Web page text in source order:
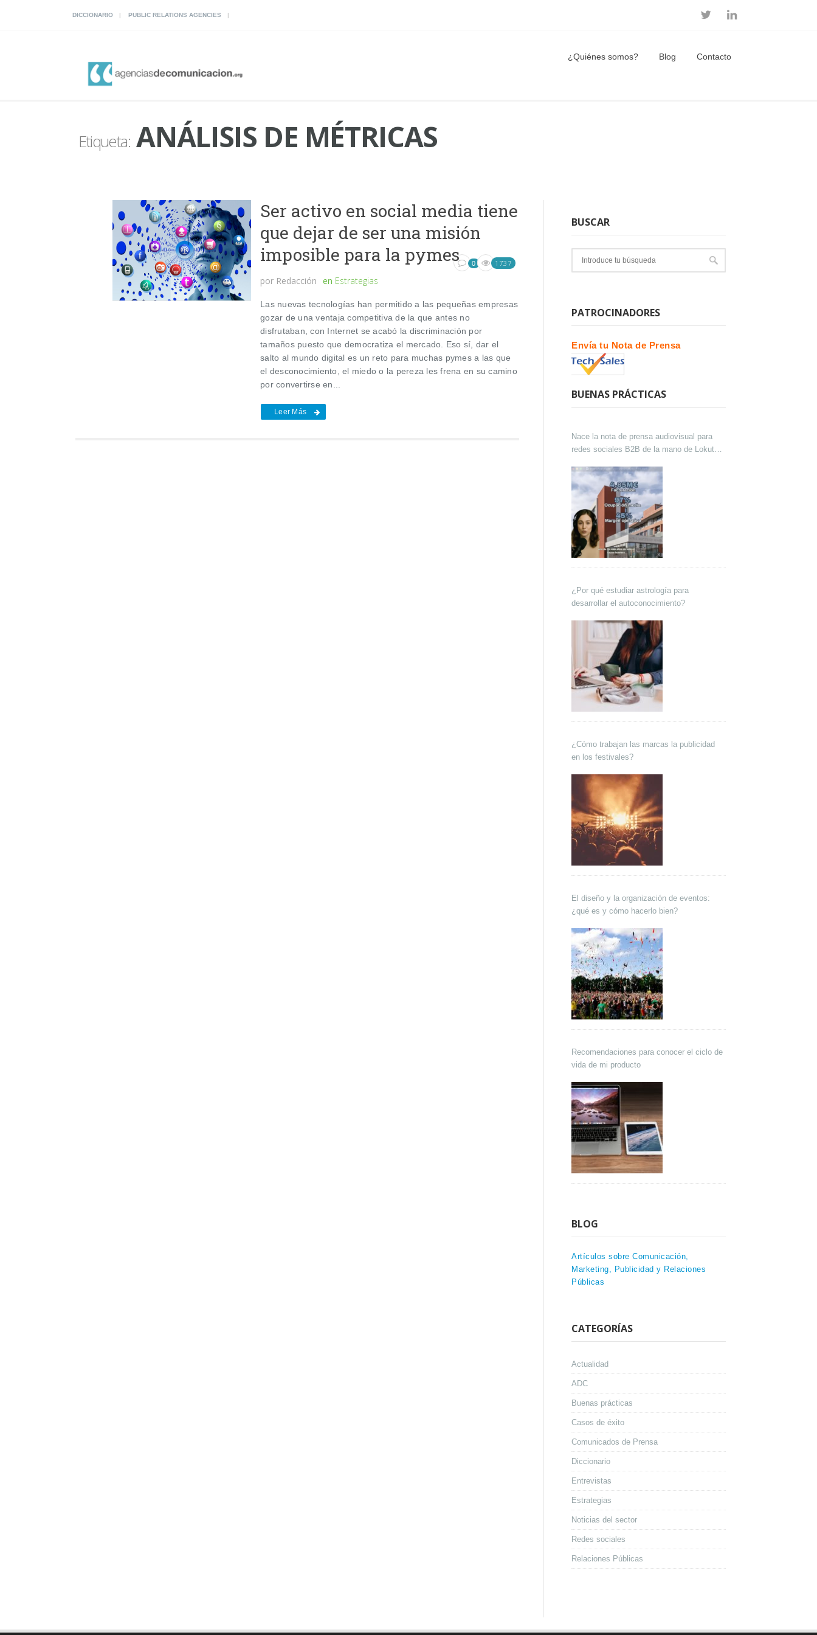
DICCIONARIO PUBLIC RELATIONS AGENCIES
¿Quiénes somos? Blog Contacto
Etiqueta:ANÁLISIS DE MÉTRICAS
Ser activo en social media tiene
que dejar de ser una misión
imposible para la pymes
por Redacción en Estrategias
0 1737
Las nuevas tecnologías han permitido a las pequeñas empresas
gozar de una ventaja competitiva de la que antes no
disfrutaban, con Internet se acabó la discriminación por
tamaños puesto que democratiza el mercado. Eso sí, dar el
salto al mundo digital es un reto para muchas pymes a las que
el desconocimiento, el miedo o la pereza les frena en su camino
por convertirse en...
Leer Más
BUSCAR
PATROCINADORES
Envía tu Nota de Prensa
BUENAS PRÁCTICAS
Nace la nota de prensa audiovisual para
redes sociales B2B de la mano de Lokutor
¿Por qué estudiar astrología para
desarrollar el autoconocimiento?
¿Cómo trabajan las marcas la publicidad
en los festivales?
El diseño y la organización de eventos:
¿qué es y cómo hacerlo bien?
Recomendaciones para conocer el ciclo de
vida de mi producto
BLOG
Artículos sobre Comunicación,
Marketing, Publicidad y Relaciones
Públicas
CATEGORÍAS
Actualidad
ADC
Buenas prácticas
Casos de éxito
Comunicados de Prensa
Diccionario
Entrevistas
Estrategias
Noticias del sector
Redes sociales
Relaciones Públicas